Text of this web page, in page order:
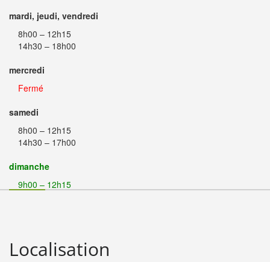
mardi, jeudi, vendredi
8h00 – 12h15
14h30 – 18h00
mercredi
Fermé
samedi
8h00 – 12h15
14h30 – 17h00
dimanche
9h00 – 12h15
Localisation